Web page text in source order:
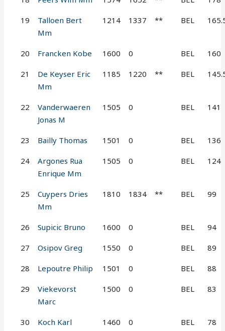
19
Talloen Bert
Mm
1214 1337 ** BEL
20 Francken Kobe 1600 0 BEL 160
21
De Keyser Eric
Mm
1185 1220 ** BEL
22
Vanderwaeren
Jonas M
1505 0 BEL 141
23 Bailly Thomas 1501 0 BEL 136
24
Argones Rua
Enrique Mm
1505 0 BEL 124
25
Cuypers Dries
Mm
1810 1834 ** BEL 99
26 Supicic Bruno 1600 0 BEL 94
27 Osipov Greg 1550 0 BEL 89
28 Lepoutre Philip 1501 0 BEL 88
29
Viekevorst
Marc
1500 0 BEL 83
30 Koch Karl 1460 0 BEL 78